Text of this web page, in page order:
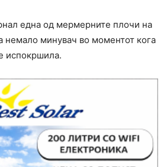
една од мермерните плочи на
немало минувач во моментот кога
испокршила.